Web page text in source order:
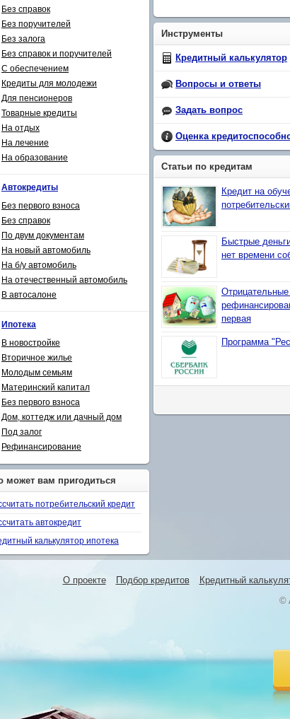
Инструменты
Кредитный калькулятор
Вопросы и ответы
Задать вопрос
Оценка
Статьи по кредитам
Кредит на
Быстрые
нет времени
первая
Программа
Без справок
Без поручителей
Без залога
Без справок и поручителей
С обеспечением
Кредиты для молодежи
Для пенсионеров
Товарные кредиты
На отдых
На лечение
На образование
Автокредиты
Без первого взноса
Без справок
По двум документам
На новый автомобиль
На б/у автомобиль
На отечественный автомобиль
В автосалоне
Ипотека
В новостройке
Вторичное жилье
Молодым семьям
Материнский капитал
Без первого взноса
Дом, коттедж или дачный дом
Под залог
Рефинансирование
может вам пригодиться
потребительский кредит
автокредит
калькулятор ипотека
О проекте Подбор кредитов Кредитный
©